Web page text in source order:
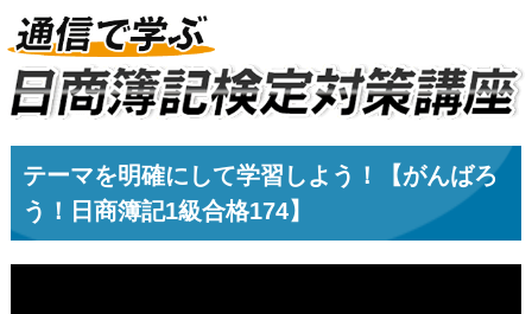
テーマを明確にして学習しよう！【がんばろ
う！日商簿記1級合格174】